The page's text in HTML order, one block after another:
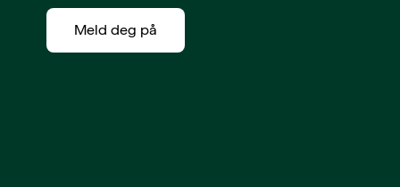
Meld deg på